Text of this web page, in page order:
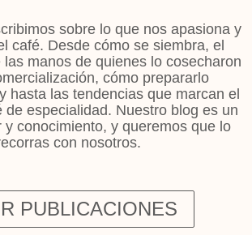
sobre lo que nos apasiona y
café. Desde cómo se siembra, el
las manos de quienes lo cosecharon
cómo prepararlo
hasta las tendencias que marcan el
de especialidad. Nuestro blog es un
y conocimiento, y queremos que lo
con nosotros.
PUBLICACIONES